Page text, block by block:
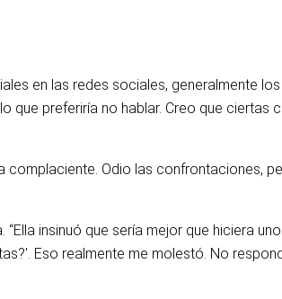
en las redes sociales, generalmente
preferiría no hablar. Creo que ciertas
Odio las confrontaciones,
insinuó que sería mejor que hiciera
Eso realmente me molestó. No